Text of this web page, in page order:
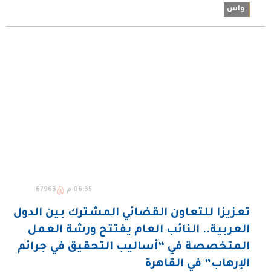
واس
06:35 م 67963
تعزيزا للتعاون القضائي المشترك بين الدول
العربية.. النائب العام يفتتح ورشة العمل
المتخصصة في “أساليب التحقيق في جرائم
الإرهاب” في القاهرة